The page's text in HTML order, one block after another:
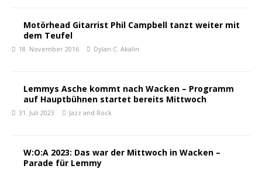
Motörhead Gitarrist Phil Campbell tanzt weiter mit
dem Teufel
18. November 2016 Dylan C. Akalin
Lemmys Asche kommt nach Wacken – Programm
auf Hauptbühnen startet bereits Mittwoch
31. Juli 2023 Jazz and Rock
W:O:A 2023: Das war der Mittwoch in Wacken –
Parade für Lemmy